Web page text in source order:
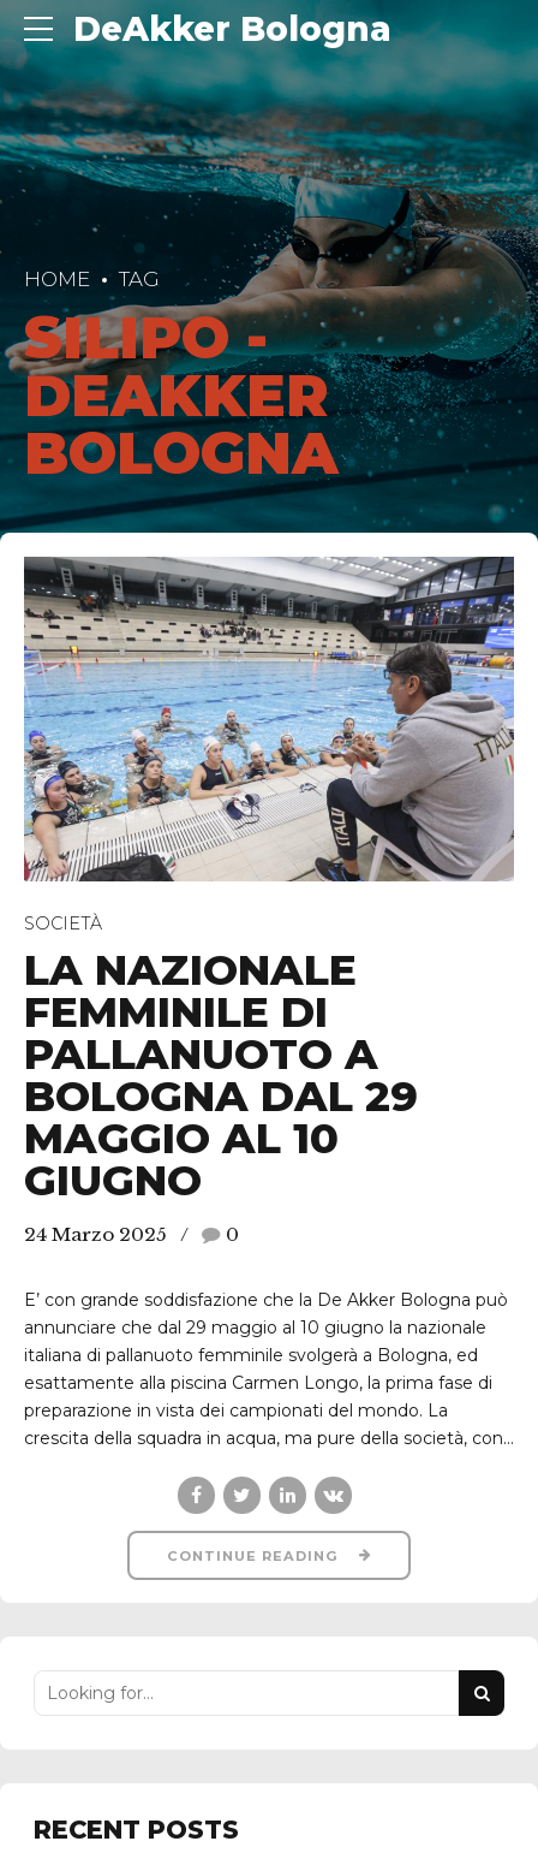
DeAkker Bologna
HOME TAG
SILIPO -
DEAKKER
BOLOGNA
SOCIETÀ
LA NAZIONALE
FEMMINILE DI
PALLANUOTO A
BOLOGNA DAL 29
MAGGIO AL 10
GIUGNO
24 Marzo 2025 0
E’ con grande soddisfazione che la De Akker Bologna può
annunciare che dal 29 maggio al 10 giugno la nazionale
italiana di pallanuoto femminile svolgerà a Bologna, ed
esattamente alla piscina Carmen Longo, la prima fase di
preparazione in vista dei campionati del mondo. La
crescita della squadra in acqua, ma pure della società, con...
CONTINUE READING
RECENT POSTS